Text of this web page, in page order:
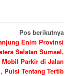
Pos berikutnya
Enim Provinsi
Selatan Sumsel,
Mobil Parkir di Jalan
Puisi Tentang Tertib